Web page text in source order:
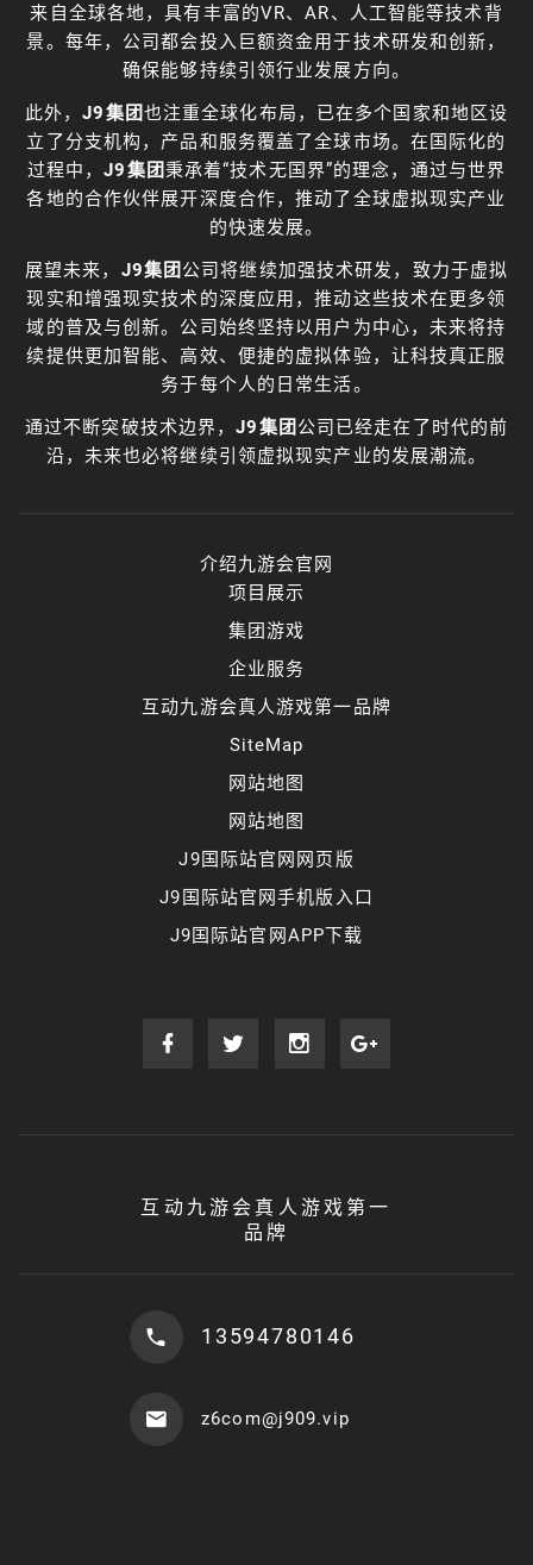
来自全球各地，具有丰富的VR、AR、人工智能等技术背
景。每年，公司都会投入巨额资金用于技术研发和创新，
确保能够持续引领行业发展方向。
此外，J9集团也注重全球化布局，已在多个国家和地区设
立了分支机构，产品和服务覆盖了全球市场。在国际化的
过程中，J9集团秉承着“技术无国界”的理念，通过与世界
各地的合作伙伴展开深度合作，推动了全球虚拟现实产业
的快速发展。
展望未来， J9集团 公司将继续加强技术研发，致力于虚拟
现实和增强现实技术的深度应用，推动这些技术在更多领
域的普及与创新。公司始终坚持以用户为中心，未来将持
续提供更加智能、高效、便捷的虚拟体验，让科技真正服
务于每个人的日常生活。
通过不断突破技术边界，J9集团 公司已经走在了时代的前
沿，未来也必将继续引领虚拟现实产业的发展潮流。
介绍九游会官网
项目展示
集团游戏
企业服务
互动九游会真人游戏第一品牌
SiteMap
网站地图
网站地图
J9国际站官网网页版
J9国际站官网手机版入口
J9国际站官网APP下载
互动九游会真人游戏第一
品牌
13594780146
z6com@j909.vip